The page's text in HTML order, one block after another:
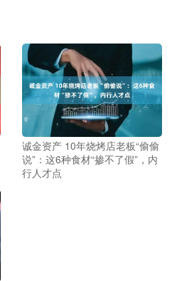
诚金资产 10年烧烤店老板“偷偷
说”：这6种食材“掺不了假”，内
行人才点